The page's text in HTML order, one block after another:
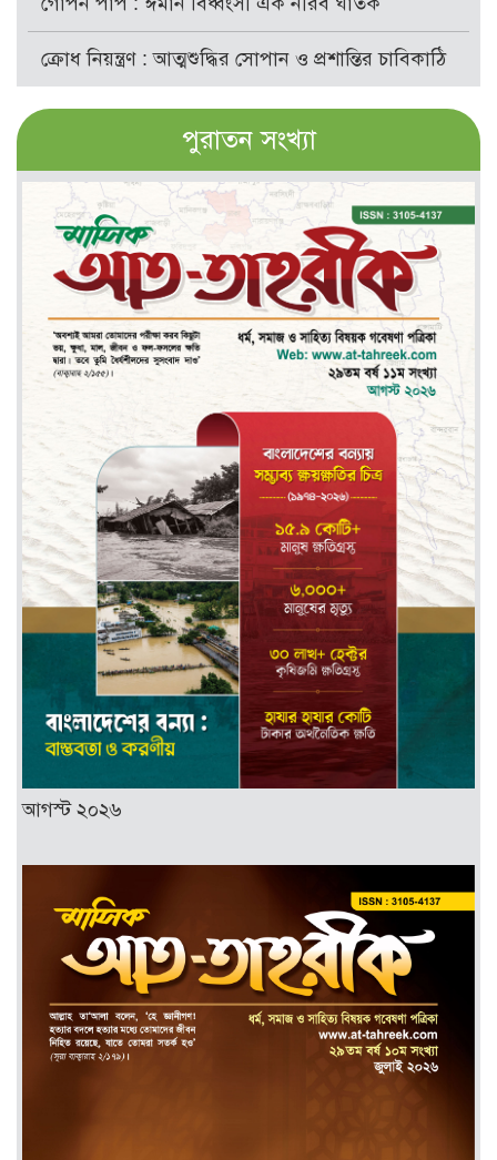
ক্রোধ নিয়ন্ত্রণ : আত্মশুদ্ধির সোপান ও প্রশান্তির চাবিকাঠি
পুরাতন সংখ্যা
আগস্ট ২০২৬